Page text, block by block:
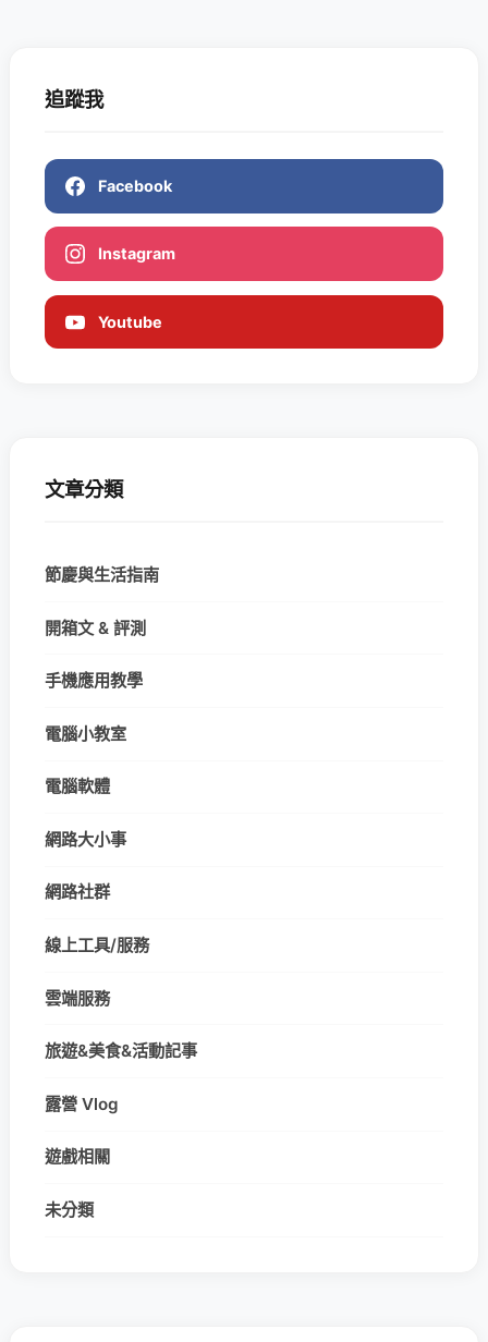
追蹤我
Facebook
Instagram
Youtube
文章分類
節慶與生活指南
開箱文 & 評測
手機應用教學
電腦小教室
電腦軟體
網路大小事
網路社群
線上工具/服務
雲端服務
旅遊&美食&活動記事
露營 Vlog
遊戲相關
未分類